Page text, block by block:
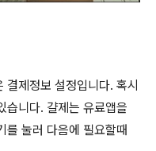
제정보 설정입니다. 혹시
습니다. 걀제는 유료앱을
를 눌러 다음에 필요할때